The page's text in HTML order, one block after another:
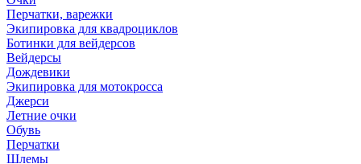
Перчатки, варежки
Экипировка для квадроциклов
Ботинки для вейдерсов
Вейдерсы
Дождевики
Экипировка для мотокросса
Джерси
Летние очки
Обувь
Перчатки
Шлемы